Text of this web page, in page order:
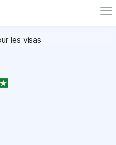
les visas